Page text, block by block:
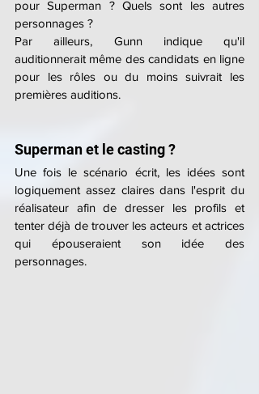
pour Superman ? Quels sont les autres
personnages ?
Par ailleurs, Gunn indique qu'il
auditionnerait même des candidats en ligne
pour les rôles ou du moins suivrait les
premières auditions.
Superman et le casting ?
Une fois le scénario écrit, les idées sont
logiquement assez claires dans l'esprit du
réalisateur afin de dresser les profils et
tenter déjà de trouver les acteurs et actrices
qui épouseraient son idée des
personnages.